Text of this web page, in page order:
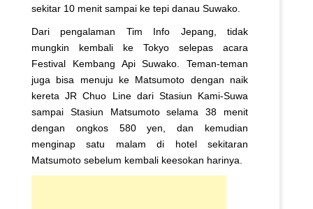
sekitar 10 menit sampai ke tepi danau Suwako.
Dari pengalaman Tim Info Jepang, tidak
mungkin kembali ke Tokyo selepas acara
Festival Kembang Api Suwako. Teman-teman
juga bisa menuju ke Matsumoto dengan naik
kereta JR Chuo Line dari Stasiun Kami-Suwa
sampai Stasiun Matsumoto selama 38 menit
dengan ongkos 580 yen, dan kemudian
menginap satu malam di hotel sekitaran
Matsumoto sebelum kembali keesokan harinya.